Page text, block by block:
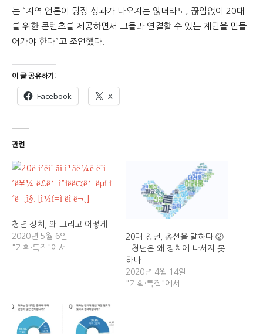
는 “지역 언론이 당장 성과가 나오지는 않더라도, 끊임없이 20대
를 위한 콘텐츠를 제공하면서 그들과 연결할 수 있는 계단을 만들
어가야 한다”고 조언했다.
이 글 공유하기:
Facebook X
관련
청년 정치, 왜 그리고 어떻게
2020년 5월 6일
"기획·특집"에서
20대 청년, 총선을 말하다 ②
– 청년은 왜 정치에 나서지 못
하나
2020년 4월 14일
"기획·특집"에서